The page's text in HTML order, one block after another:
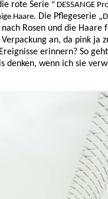
rote Serie " DESSANGE
Haare. Die Pflegeserie „
Rosen und die Haare
an, da pink ja
erinnern? So
denken, wenn ich sie